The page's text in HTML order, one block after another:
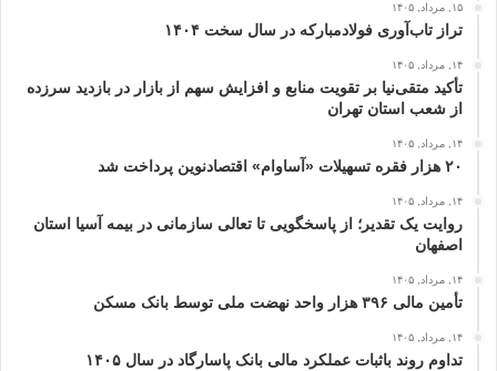
۱۵, مرداد, ۱۴۰۵
تراز تاب‌آوری فولادمبارکه در سال سخت ۱۴۰۴
۱۴, مرداد, ۱۴۰۵
تأکید متقی‌نیا بر تقویت منابع و افزایش سهم از بازار در بازدید سرزده
از شعب استان تهران
۱۴, مرداد, ۱۴۰۵
۲۰ هزار فقره تسهیلات «آساوام» اقتصادنوین پرداخت شد
۱۴, مرداد, ۱۴۰۵
روایت یک تقدیر؛ از پاسخگویی تا تعالی سازمانی در بیمه آسیا استان
اصفهان
۱۴, مرداد, ۱۴۰۵
تأمین مالی ۳۹۶ هزار واحد نهضت ملی توسط بانک مسکن
۱۴, مرداد, ۱۴۰۵
تداوم روند باثبات عملکرد مالی بانک پاسارگاد در سال ۱۴۰۵